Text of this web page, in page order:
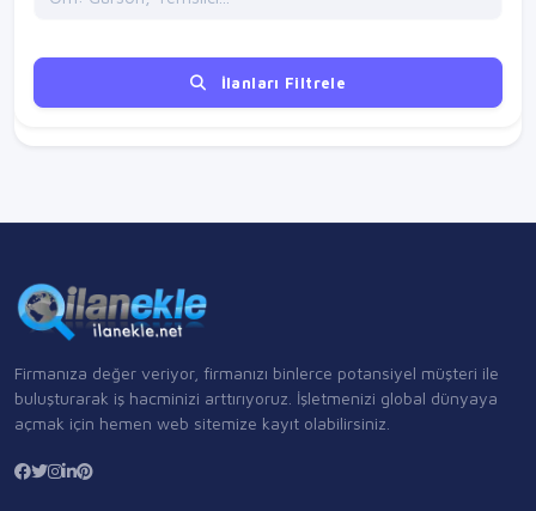
İlanları Filtrele
Firmanıza değer veriyor, firmanızı binlerce potansiyel müşteri ile
buluşturarak iş hacminizi arttırıyoruz. İşletmenizi global dünyaya
açmak için hemen web sitemize kayıt olabilirsiniz.